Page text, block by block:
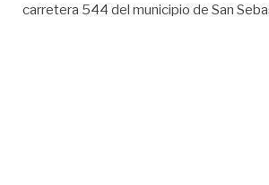
carretera 544 del municipio de San